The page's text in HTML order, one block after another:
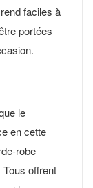
faciles à
portées
le
en cette
robe
offrent